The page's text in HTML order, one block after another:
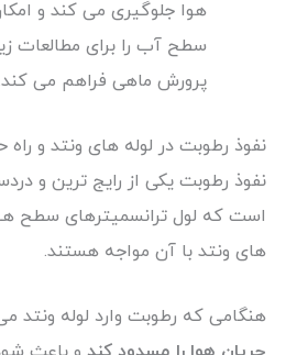
هوا جلوگیری می کند و
سطح آب را برای مطالعات
پرورش ماهی فراهم می
نفوذ رطوبت در لوله های ونتد و راه
نفوذ رطوبت یکی از رایج ترین و
است که لول ترانسمیترهای سطح
های ونتد با آن مواجه هستند.
هنگامی که رطوبت وارد لوله ونتد